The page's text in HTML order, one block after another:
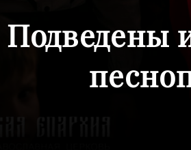
Подведены